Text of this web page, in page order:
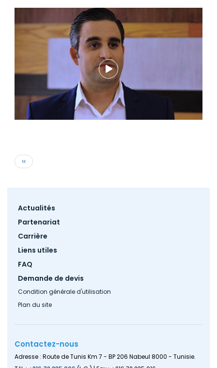
Pagination
Page
précédente
‹‹
Footer
Actualités
Partenariat
Carrière
Liens utiles
FAQ
Demande de devis
Condition générale d'utilisation
Plan du site
Contactez-nous
Adresse : Route de Tunis Km 7 - BP 206 Nabeul 8000 - Tunisie.